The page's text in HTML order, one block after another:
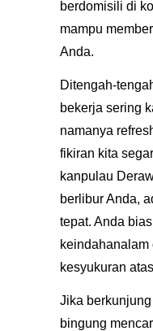
berdomisili di
mampu
Anda.
Ditengah-
bekerja sering
namanya
fikiran kita
kanpulau
berlibur Anda,
tepat. Anda
keindahanalam
kesyukuran
Jika
bingung